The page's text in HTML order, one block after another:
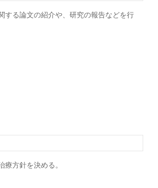
する論文の紹介や、研究の報告などを行
方針を決める。